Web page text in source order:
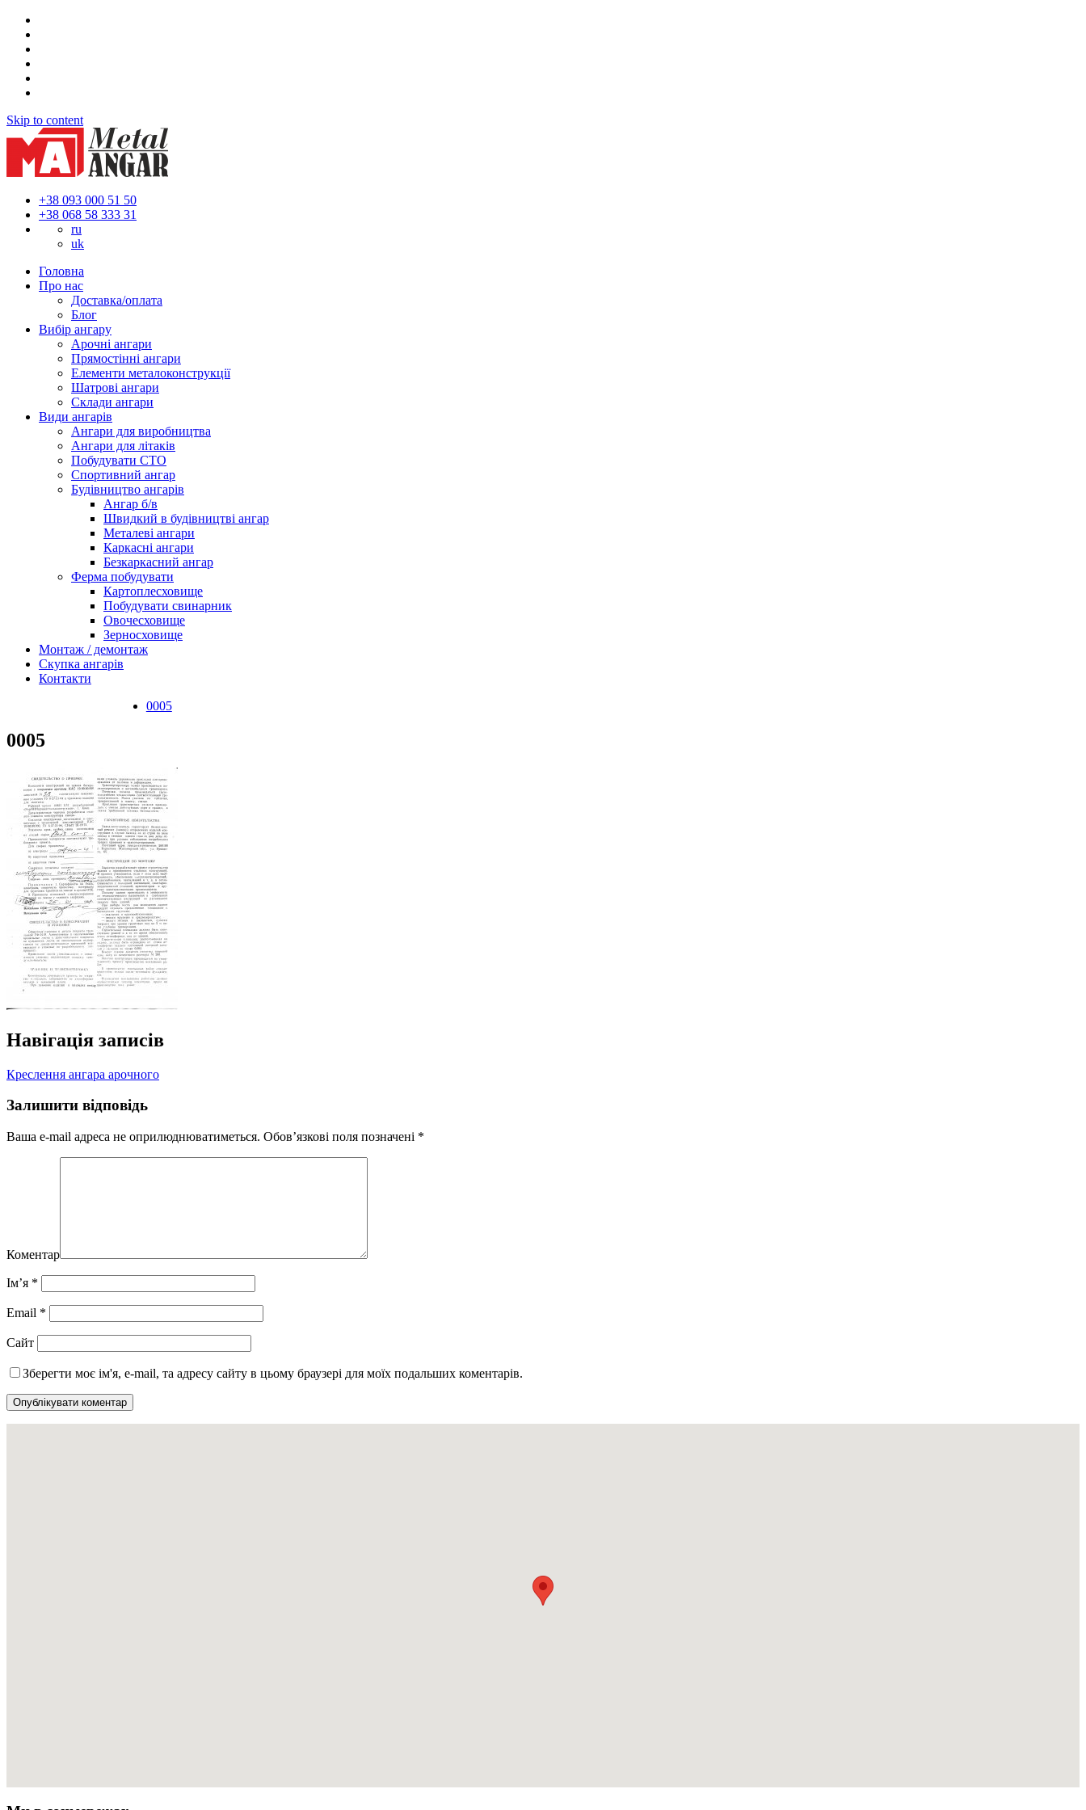
Skip to content
+38 093 000 51 50
+38 068 58 333 31
ru
uk
Головна
Про нас
Доставка/оплата
Блог
Вибір ангару
Арочні ангари
Прямостінні ангари
Елементи металоконструкції
Шатрові ангари
Склади ангари
Види ангарів
Ангари для виробництва
Ангари для літаків
Побудувати СТО
Спортивний ангар
Будівництво ангарів
Ангар б/в
Швидкий в будівництві ангар
Металеві ангари
Каркасні ангари
Безкаркасний ангар
Ферма побудувати
Картоплесховище
Побудувати свинарник
Овочесховище
Зерносховище
Монтаж / демонтаж
Скупка ангарів
Контакти
0005
0005
Навігація записів
Креслення ангара арочного
Залишити відповідь
Ваша e-mail адреса не оприлюднюватиметься. Обов’язкові поля позначені *
Коментар
Ім’я *
Email *
Сайт
Зберегти моє ім'я, e-mail, та адресу сайту в цьому браузері для моїх подальших коментарів.